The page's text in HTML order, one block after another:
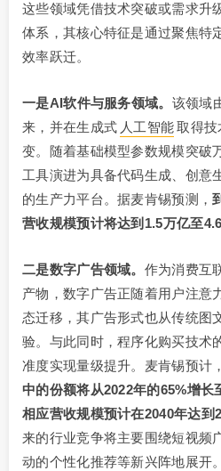
这些领域凭借技术突破或需求升
体系，其核心特征是通过聚焦特
效率跃迁。
一是AI软件与服务领域。 该领域
来，并在生成式 人工智能取得技
变。随着基础模型参数规模突破
工具演进为具备代码生成、创意
的生产力平台。据麦肯锡预测，
营收规模预计将达到1.5万亿至4.6
二是数字广告领域。 作为消费互
产物，数字广告正随着用户注意
态迁移，其广告形式也从传统图
验。与此同时，程序化购买技术
准度实现量级提升。麦肯锡预计，
中的份额将从2022年的65%增长
相应营收规模预计在2040年达到
来的行业竞争将主要围绕短视频
动的个性化推荐等新兴阵地展开。